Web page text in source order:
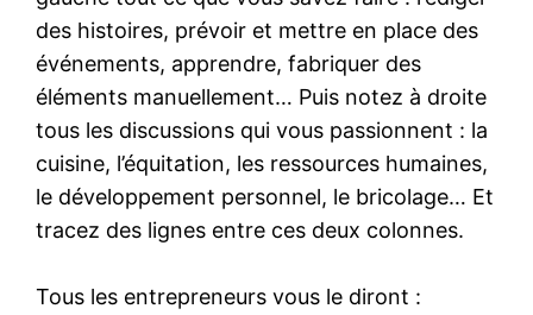
des histoires, prévoir et mettre en place des
événements, apprendre, fabriquer des
éléments manuellement… Puis notez à droite
tous les discussions qui vous passionnent : la
cuisine, l’équitation, les ressources humaines,
le développement personnel, le bricolage… Et
tracez des lignes entre ces deux colonnes.
Tous les entrepreneurs vous le diront :